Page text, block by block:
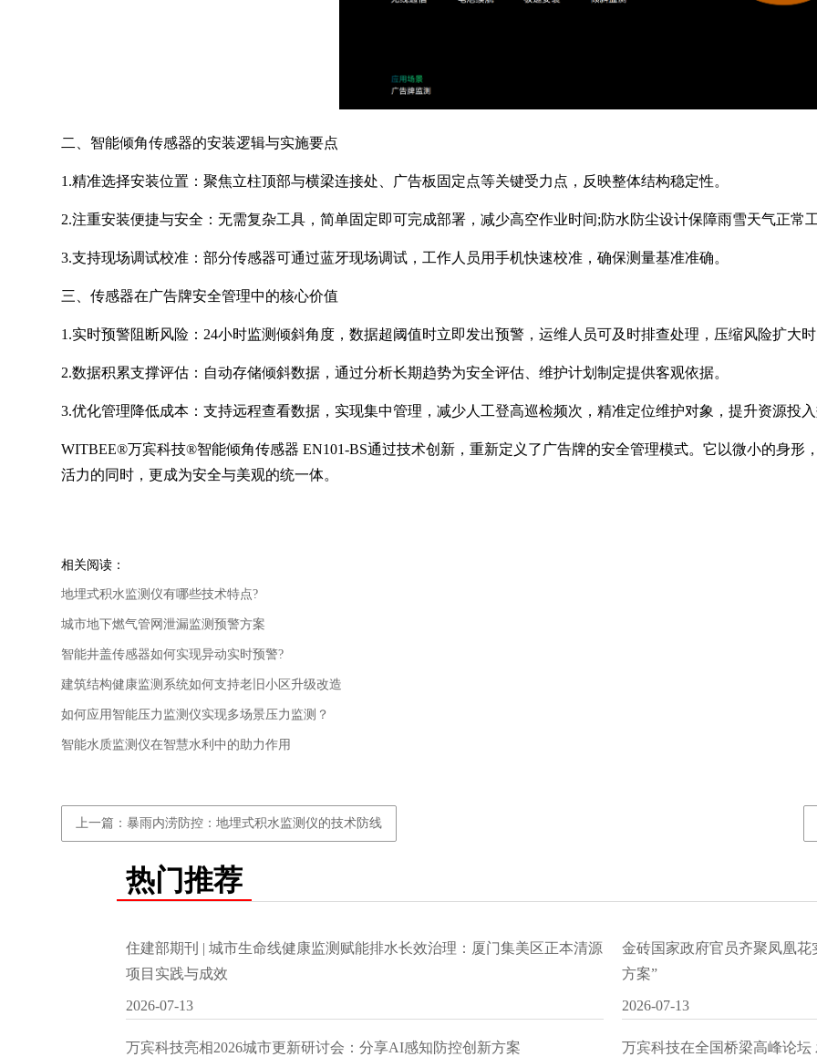
二、智能倾角传感器的安装逻辑与实施要点
1.精准选择安装位置：聚焦立柱顶部与横梁连接处、广告板固定点等关键受力点，反映整体结构稳定性。
2.注重安装便捷与安全：无需复杂工具，简单固定即可完成部署，减少高空作业时间;防水防尘设计保障雨雪天气正常
3.支持现场调试校准：部分传感器可通过蓝牙现场调试，工作人员用手机快速校准，确保测量基准准确。
三、传感器在广告牌安全管理中的核心价值
1.实时预警阻断风险：24小时监测倾斜角度，数据超阈值时立即发出预警，运维人员可及时排查处理，压缩风险扩大
2.数据积累支撑评估：自动存储倾斜数据，通过分析长期趋势为安全评估、维护计划制定提供客观依据。
3.优化管理降低成本：支持远程查看数据，实现集中管理，减少人工登高巡检频次，精准定位维护对象，提升资源投
WITBEE®万宾科技®智能倾角传感器 EN101-BS通过技术创新，重新定义了广告牌的安全管理模式。它以微小的身形
活力的同时，更成为安全与美观的统一体。
相关阅读：
地埋式积水监测仪有哪些技术特点?
城市地下燃气管网泄漏监测预警方案
智能井盖传感器如何实现异动实时预警?
建筑结构健康监测系统如何支持老旧小区升级改造
如何应用智能压力监测仪实现多场景压力监测？
智能水质监测仪在智慧水利中的助力作用
上一篇：暴雨内涝防控：地埋式积水监测仪的技术防线
热门推荐
住建部期刊 | 城市生命线健康监测赋能排水长效治理：厦门集美区正本清源
项目实践与成效
2026-07-13
金砖国家政府官员齐聚凤凰
方案”
2026-07-13
万宾科技亮相2026城市更新研讨会：分享AI感知防控创新方案 万宾科技在全国桥梁高峰论